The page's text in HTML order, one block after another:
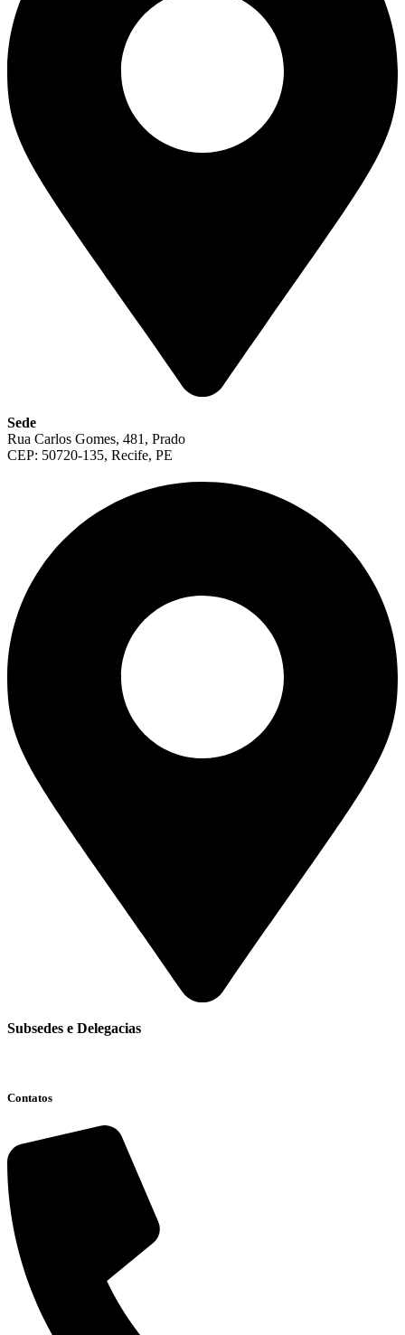
Sede
Rua Carlos Gomes, 481, Prado
CEP: 50720-135, Recife, PE
Subsedes e Delegacias
Contatos